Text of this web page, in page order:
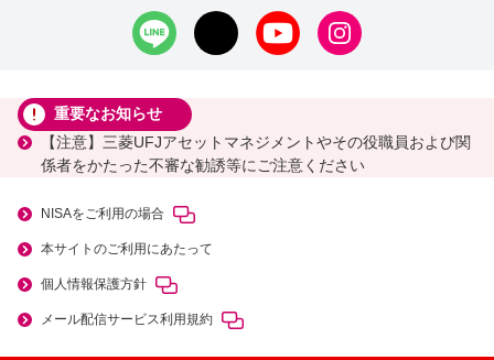
重要なお知らせ
【注意】三菱UFJアセットマネジメントやその役職員および関
係者をかたった不審な勧誘等にご注意ください
NISAをご利用の場合
本サイトのご利用にあたって
個人情報保護方針
メール配信サービス利用規約